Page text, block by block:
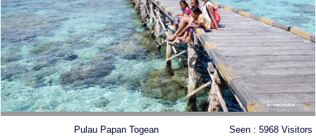
Pulau Papan Togean Seen : 5968 Visitors